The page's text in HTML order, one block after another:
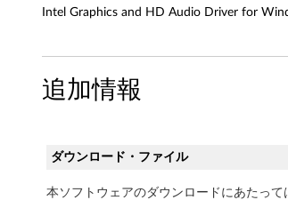
H
D
オ
デ
ィ
Intel Graphics and HD Audio Driver for
追加情報
ダウンロード・ファイル
本ソフトウェアのダウンロードにあたっ